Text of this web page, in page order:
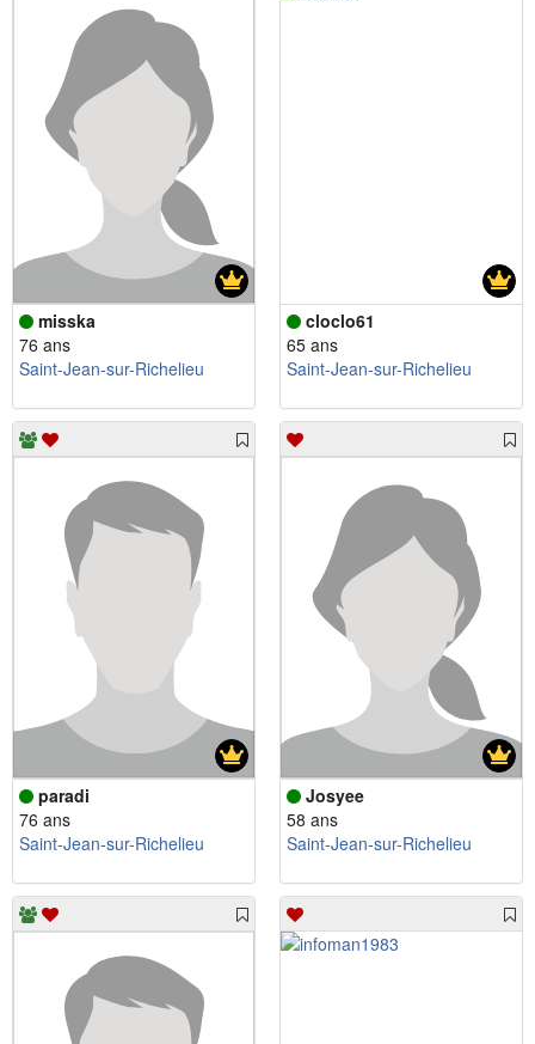
misska
76 ans
Saint-Jean-sur-Richelieu
cloclo61
65 ans
Saint-Jean-sur-Richelieu
paradi
76 ans
Saint-Jean-sur-Richelieu
Josyee
58 ans
Saint-Jean-sur-Richelieu